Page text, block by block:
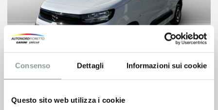
Consenso Dettagli Informazioni sui cookie
Questo sito web utilizza i cookie
Opel Combo